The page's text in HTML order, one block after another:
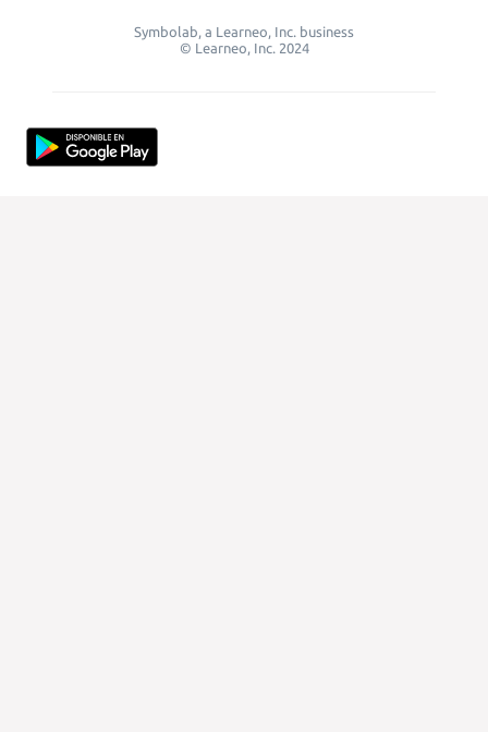
Symbolab, a Learneo, Inc. business
© Learneo, Inc. 2024